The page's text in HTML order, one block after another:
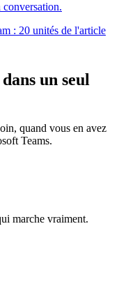
conversation.
: 20 unités de l'article
un seul
quand vous en avez
Teams.
marche vraiment.